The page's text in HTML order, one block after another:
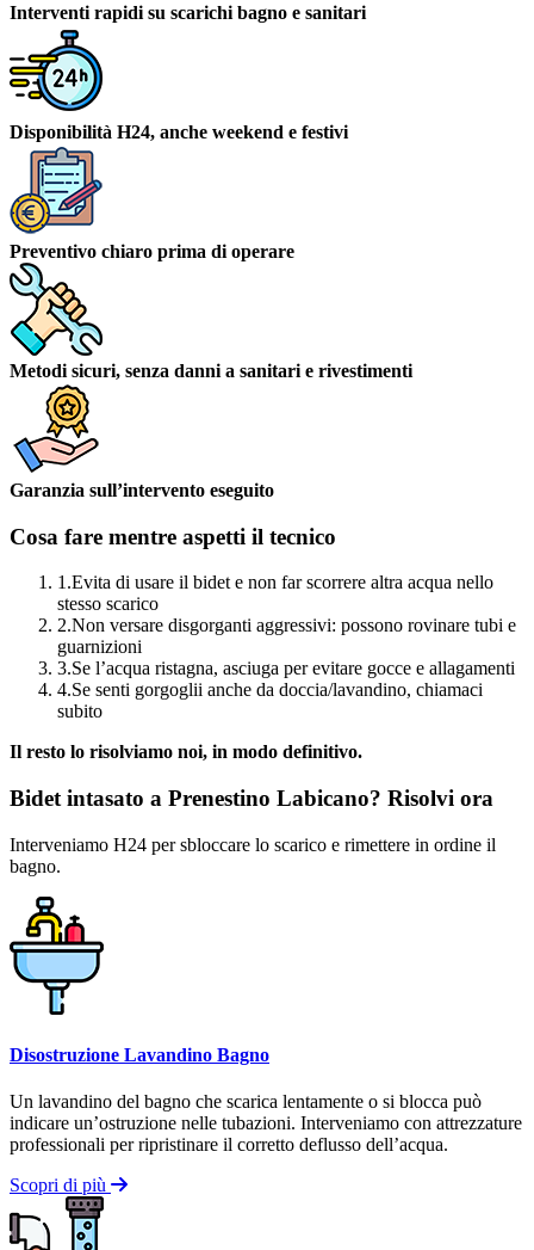
Interventi rapidi su scarichi bagno e sanitari
Disponibilità H24, anche weekend e festivi
Preventivo chiaro prima di operare
Metodi sicuri, senza danni a sanitari e rivestimenti
Garanzia sull’intervento eseguito
Cosa fare mentre aspetti il tecnico
1.Evita di usare il bidet e non far scorrere altra acqua nello
stesso scarico
2.Non versare disgorganti aggressivi: possono rovinare tubi e
guarnizioni
3.Se l’acqua ristagna, asciuga per evitare gocce e allagamenti
4.Se senti gorgoglii anche da doccia/lavandino, chiamaci
subito
Il resto lo risolviamo noi, in modo definitivo.
Bidet intasato a Prenestino Labicano? Risolvi ora
Interveniamo H24 per sbloccare lo scarico e rimettere in ordine il
bagno.
Disostruzione Lavandino Bagno
Un lavandino del bagno che scarica lentamente o si blocca può
indicare un’ostruzione nelle tubazioni. Interveniamo con attrezzature
professionali per ripristinare il corretto deflusso dell’acqua.
Scopri di più